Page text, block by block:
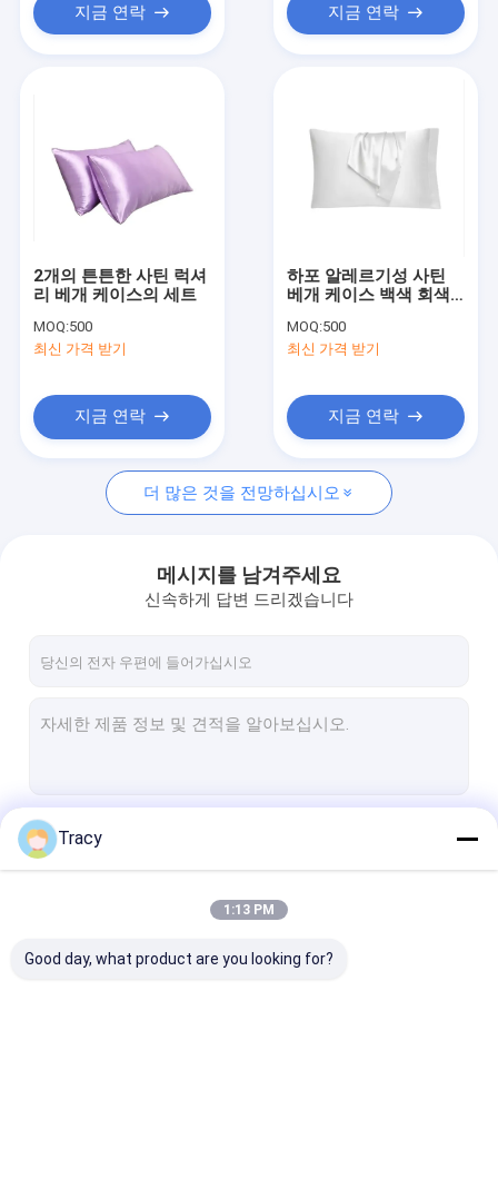
동영상
회사 소개
연락처
뉴스
위장 / 담요
침대 깔개
베개
지금 연락 지금 연락
2개의 튼튼한 사틴 럭셔
리 베개 케이스의 세트
MOQ:500
최신 가격 받기
지금 연락
하포 알레르기성 사틴
베개 케이스 백색 회색
형 패턴
MOQ:500
최신 가격 받기
지금 연락
더 많은 것을 전망하십시오
메시지를 남겨주세요
신속하게 답변 드리겠습니다
Tracy
1:13 PM
Good day, what product are you looking for?